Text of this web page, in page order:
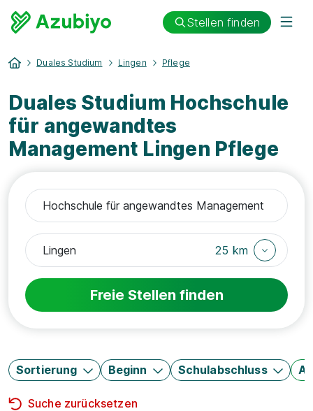
Stellen finden
Duales Studium Lingen Pflege
Duales Studium Hochschule
für angewandtes
Management Lingen Pflege
25 km
Freie Stellen finden
Sortierung Beginn Schulabschluss
Suche zurücksetzen